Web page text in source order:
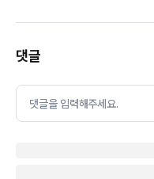
댓글
댓글을 입력해주세요.